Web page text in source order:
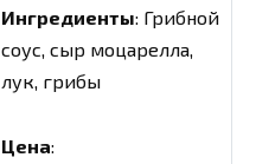
Ингредиенты: Грибной
соус, сыр моцарелла,
лук, грибы
Цена: